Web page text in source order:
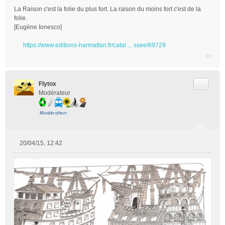
La Raison c'est la folie du plus fort. La raison du moins fort c'est de la
folie.
[Eugène Ionesco]
https://www.editions-harmattan.fr/catal ... ssee/69729
Flytox
Modérateur
s
a
g
e
n
o
20/04/15, 12:42